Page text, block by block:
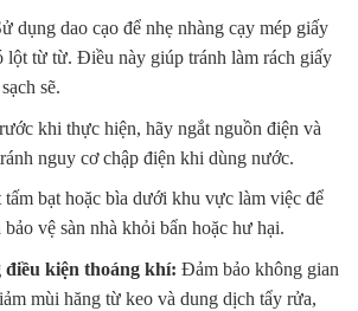
dụng dao cạo để nhẹ nhàng cạy mép giấy
lột từ từ. Điều này giúp tránh làm rách giấy
sẽ.
khi thực hiện, hãy ngắt nguồn điện và
nguy cơ chập điện khi dùng nước.
bạt hoặc bìa dưới khu vực làm việc để
vệ sàn nhà khỏi bẩn hoặc hư hại.
kiện thoáng khí: Đảm bảo không gian
mùi hăng từ keo và dung dịch tẩy rửa,